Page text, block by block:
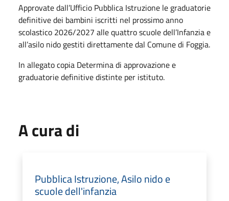
Approvate dall’Ufficio Pubblica Istruzione le graduatorie
definitive dei bambini iscritti nel prossimo anno
scolastico 2026/2027 alle quattro scuole dell’Infanzia e
all’asilo nido gestiti direttamente dal Comune di Foggia.
In allegato copia Determina di approvazione e
graduatorie definitive distinte per istituto.
A cura di
Pubblica Istruzione, Asilo nido e
scuole dell'infanzia